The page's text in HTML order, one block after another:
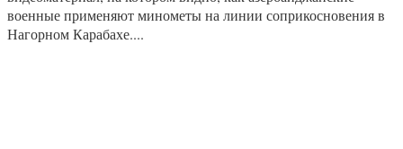
военные применяют минометы на линии соприкосновения в
Нагорном Карабахе....